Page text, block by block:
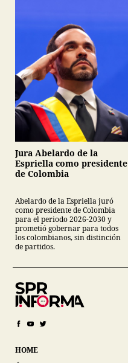
Jura Abelardo de la
Espriella como presidente
de Colombia
Abelardo de la Espriella juró
como presidente de Colombia
para el periodo 2026-2030 y
prometió gobernar para todos
los colombianos, sin distinción
de partidos.
HOME